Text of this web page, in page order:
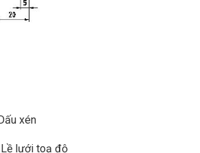
xén
lưới toạ độ